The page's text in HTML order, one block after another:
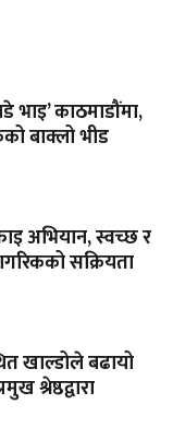
काठमाडौंमा,
बाक्लो भीड
अभियान, स्वच्छ र
सक्रियता
खाल्डोले बढायो
श्रेष्ठद्वारा